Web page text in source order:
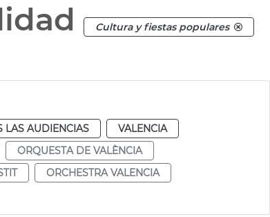
Cultura y fiestas populares
LAS AUDIENCIAS
VALENCIA
ORQUESTA DE VALÈNCIA
ORCHESTRA VALENCIA